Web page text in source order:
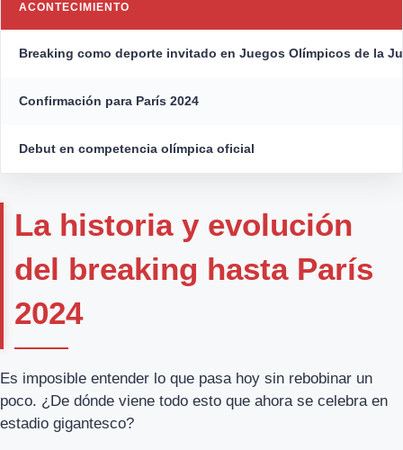
ACONTECIMIENTO
Breaking como deporte invitado en Juegos Olímpicos de la
Confirmación para París 2024
Debut en competencia olímpica oficial
La historia y evolución
del breaking hasta París
2024
Es imposible entender lo que pasa hoy sin rebobinar un
poco. ¿De dónde viene todo esto que ahora se celebra en
estadio gigantesco?